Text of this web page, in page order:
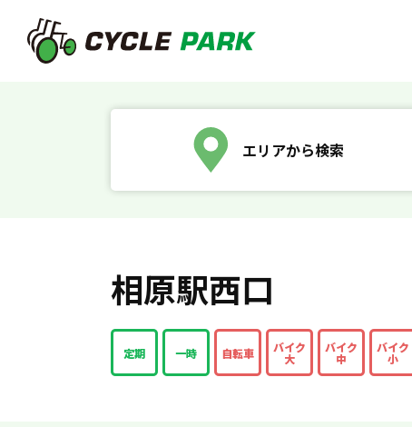
エリアから検索
相原駅西口
定期 一時 自転車 バイク
大
バイク
中
バイク
小